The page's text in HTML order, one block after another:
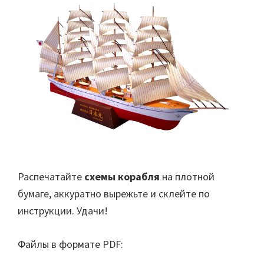
Распечатайте схемы корабля на плотной
бумаге, аккуратно вырежьте и склейте по
инструкции. Удачи!
Файлы в формате PDF: